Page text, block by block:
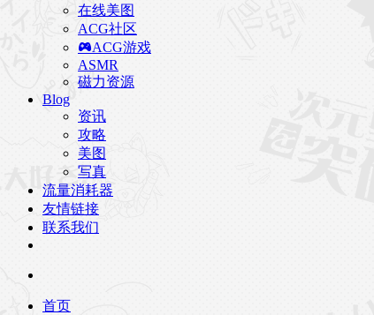
在线美图
ACG社区
ACG游戏
ASMR
磁力资源
Blog
资讯
攻略
美图
写真
流量消耗器
友情链接
联系我们
首页